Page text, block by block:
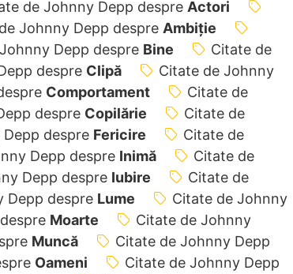
de Johnny Depp despre Actori
Johnny Depp despre Ambiție
Depp despre Bine
Citate de
despre Clipă
Citate de Johnny
Comportament
Citate de
despre Copilărie
Citate de
despre Fericire
Citate de
Depp despre Inimă
Citate de
Depp despre Iubire
Citate de
Depp despre Lume
Citate de Johnny
Moarte
Citate de Johnny
Muncă
Citate de Johnny Depp
Oameni
Citate de Johnny Depp